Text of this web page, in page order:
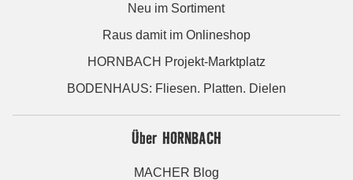
Neu im Sortiment
Raus damit im Onlineshop
HORNBACH Projekt-Marktplatz
BODENHAUS: Fliesen. Platten. Dielen
Über HORNBACH
MACHER Blog